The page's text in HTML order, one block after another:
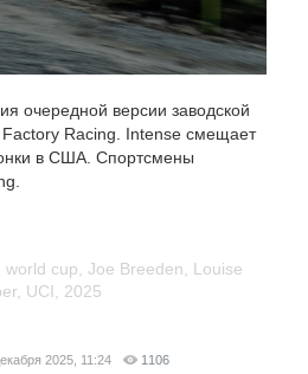
очередной версии заводской
Racing. Intense смещает
в США. Спортсмены
world cup Joe Breeden
Louise
UCI 2025
2025, 11:24 1106